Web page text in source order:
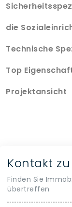
die
Technische
Top
Projektansicht
Kontakt
Finden Sie
übertreffen